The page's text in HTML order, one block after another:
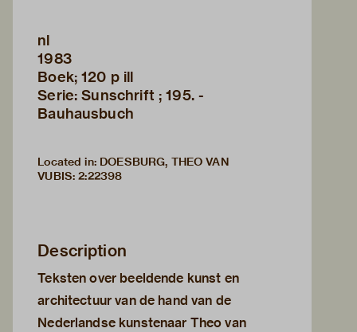
nl
1983
Boek; 120 p ill
Serie: Sunschrift ; 195. -
Bauhausbuch
Located in: DOESBURG, THEO VAN
VUBIS: 2:22398
Description
Teksten over beeldende kunst en
architectuur van de hand van de
Nederlandse kunstenaar Theo van